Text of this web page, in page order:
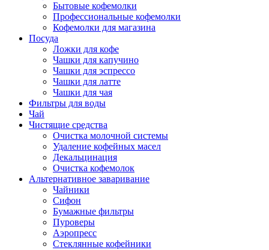
Бытовые кофемолки
Профессиональные кофемолки
Кофемолки для магазина
Посуда
Ложки для кофе
Чашки для капучино
Чашки для эспрессо
Чашки для латте
Чашки для чая
Фильтры для воды
Чай
Чистящие средства
Очистка молочной системы
Удаление кофейных масел
Декальцинация
Очистка кофемолок
Альтернативное заваривание
Чайники
Сифон
Бумажные фильтры
Пуроверы
Аэропресс
Стеклянные кофейники